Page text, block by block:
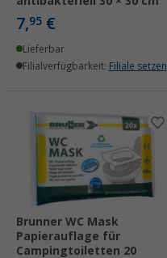
7,95 €
Lieferbar
Filialverfügbarkeit: Filiale setzen
Brunner WC Mask
Papierauflage für
Campingtoiletten 20